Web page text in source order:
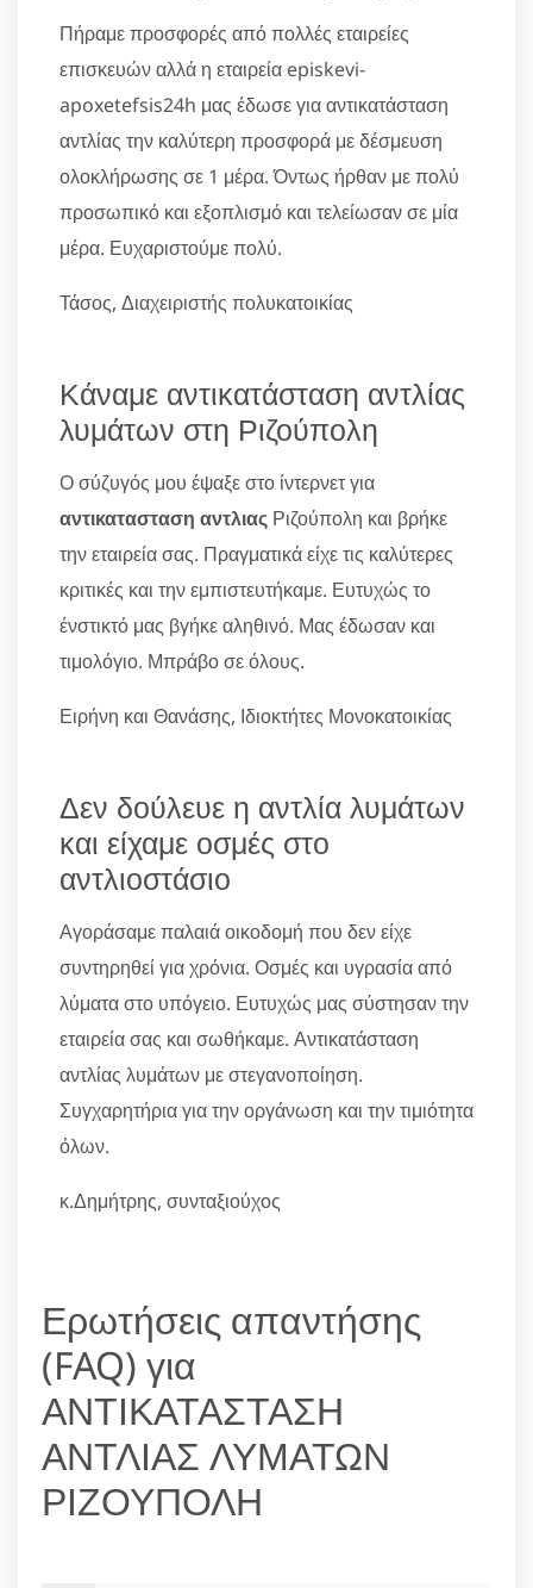
Πήραμε προσφορές από πολλές εταιρείες
επισκευών αλλά η εταιρεία episkevi-
apoxetefsis24h μας έδωσε για αντικατάσταση
αντλίας την καλύτερη προσφορά με δέσμευση
ολοκλήρωσης σε 1 μέρα. Όντως ήρθαν με πολύ
προσωπικό και εξοπλισμό και τελείωσαν σε μία
μέρα. Ευχαριστούμε πολύ.
Τάσος, Διαχειριστής πολυκατοικίας
Κάναμε αντικατάσταση αντλίας
λυμάτων στη Ριζούπολη
Ο σύζυγός μου έψαξε στο ίντερνετ για
αντικατασταση αντλιας Ριζούπολη και βρήκε
την εταιρεία σας. Πραγματικά είχε τις καλύτερες
κριτικές και την εμπιστευτήκαμε. Ευτυχώς το
ένστικτό μας βγήκε αληθινό. Μας έδωσαν και
τιμολόγιο. Μπράβο σε όλους.
Ειρήνη και Θανάσης, Ιδιοκτήτες Μονοκατοικίας
Δεν δούλευε η αντλία λυμάτων
και είχαμε οσμές στο
αντλιοστάσιο
Αγοράσαμε παλαιά οικοδομή που δεν είχε
συντηρηθεί για χρόνια. Οσμές και υγρασία από
λύματα στο υπόγειο. Ευτυχώς μας σύστησαν την
εταιρεία σας και σωθήκαμε. Αντικατάσταση
αντλίας λυμάτων με στεγανοποίηση.
Συγχαρητήρια για την οργάνωση και την τιμιότητα
όλων.
κ.Δημήτρης, συνταξιούχος
Ερωτήσεις απαντήσης
(FAQ) για
ΑΝΤΙΚΑΤΑΣΤΑΣΗ
ΑΝΤΛΙΑΣ ΛΥΜΑΤΩΝ
ΡΙΖΟΥΠΟΛΗ